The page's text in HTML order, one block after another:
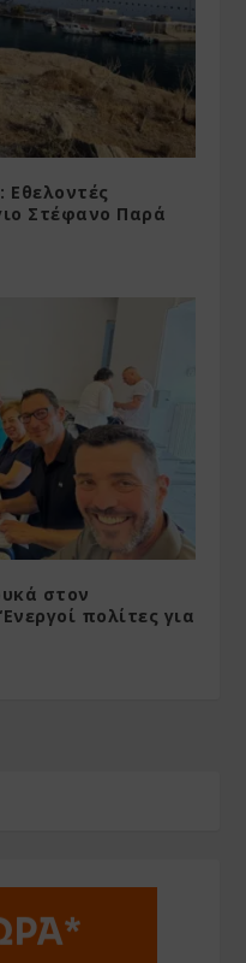
Στέφανο Παρά
στον
πολίτες για